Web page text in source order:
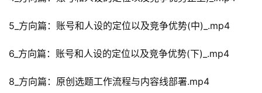
5_方向篇：账号和人设的定位以及竞争优势(中)_.mp4
6_方向篇：账号和人设的定位以及竞争优势(下)_.mp4
8_方向篇：原创选题工作流程与内容线部署.mp4